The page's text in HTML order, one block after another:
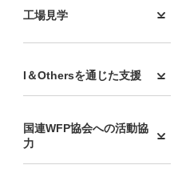
工場見学
I＆Othersを通じた支援
国連WFP協会への活動協
力